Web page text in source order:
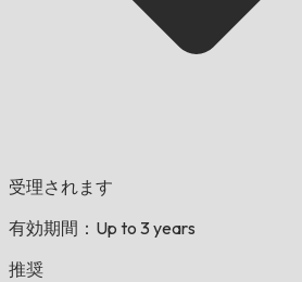
受理されます
有効期間：Up to 3 years
推奨